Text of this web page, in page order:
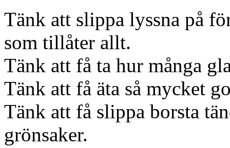
Tänk att slippa lyssna på
som tillåter allt.
Tänk att få ta hur många
Tänk att få äta så mycket
Tänk att få slippa borsta
grönsaker.